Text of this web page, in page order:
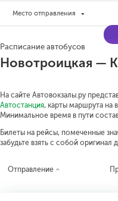
Место отправления
Расписание автобусов
Новотроицкая —
На сайте Автовокзалы.ру
Автостанция, карты маршрута на
Минимальное время в пути
Билеты на рейсы, помеченные
забудьте взять с собой
Отправление